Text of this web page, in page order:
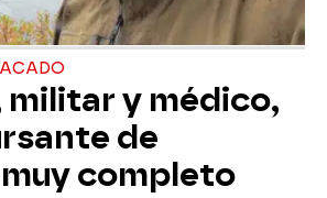
militar y médico,
de
completo